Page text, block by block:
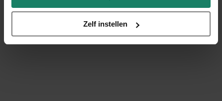
Zelf instellen